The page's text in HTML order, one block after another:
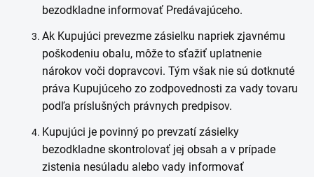
bezodkladne informovať Predávajúceho.
Ak Kupujúci prevezme zásielku napriek zjavnému
poškodeniu obalu, môže to sťažiť uplatnenie
nárokov voči dopravcovi. Tým však nie sú dotknuté
práva Kupujúceho zo zodpovednosti za vady tovaru
podľa príslušných právnych predpisov.
Kupujúci je povinný po prevzatí zásielky
bezodkladne skontrolovať jej obsah a v prípade
zistenia nesúladu alebo vady informovať